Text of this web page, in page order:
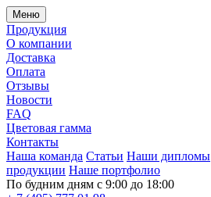
Меню
Продукция
О компании
Доставка
Оплата
Отзывы
Новости
FAQ
Цветовая гамма
Контакты
Наша команда Статьи Наши дипломы
продукции Наше портфолио
По будним дням с 9:00 до 18:00